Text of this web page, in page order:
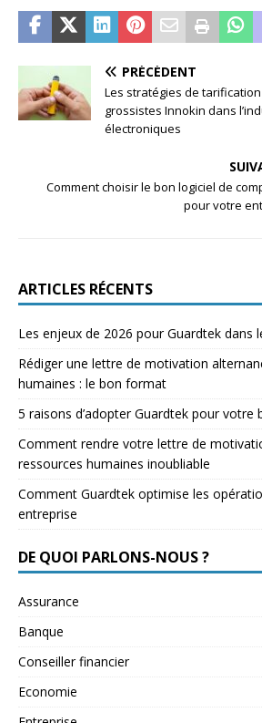
PRÉCÉDENT
Les stratégies de
grossistes Innokin dans
électroniques
Comment choisir le bon logiciel de
pour votre
ARTICLES RÉCENTS
Les enjeux de 2026 pour Guardtek dans
Rédiger une lettre de motivation
humaines : le bon format
5 raisons d’adopter Guardtek pour votre
Comment rendre votre lettre de
ressources humaines inoubliable
Comment Guardtek optimise les
entreprise
DE QUOI PARLONS-NOUS ?
Assurance
Banque
Conseiller financier
Economie